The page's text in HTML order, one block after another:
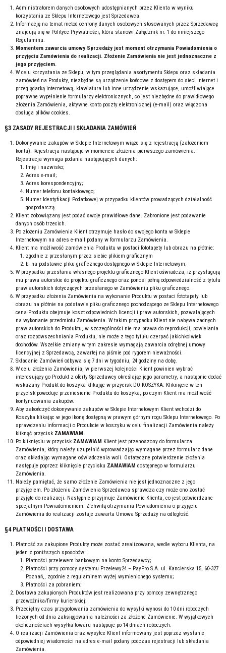
Administratorem danych osobowych udostępnianych przez Klienta w wyniku
korzystania ze Sklepu Internetowego jest Sprzedawca.
Informację na temat metod ochrony danych osobowych stosowanych przez Sprzedawcę
znajdują się w Polityce Prywatności, która stanowi Załącznik nr. 1 do niniejszego
Regulaminu.
Momentem zawarcia umowy Sprzedaży jest moment otrzymania Powiadomienia o
przyjęciu Zamówienia do realizacji. Złożenie Zamówienia nie jest jednoznaczne z
jego przyjęciem.
W celu korzystania ze Sklepu, w tym przeglądania asortymentu Sklepu oraz składania
zamówień na Produkty, niezbędne są urządzenie końcowe z dostępem do sieci Internet i
przeglądarką internetową, klawiatura lub inne urządzenie wskazujące, umożliwiające
poprawne wypełnienie formularzy elektronicznych, co jest niezbędne do prawidłowego
złożenia Zamówienia, aktywne konto poczty elektronicznej (e-mail) oraz włączona
obsługa plików cookies.
§3 ZASADY REJESTRACJI I SKŁADANIA ZAMÓWIEŃ
Dokonywanie zakupów w Sklepie Internetowym wiąże się z rejestracją (założeniem
konta). Rejestracja następuje w momencie złożenia pierwszego zamówienia.
Rejestracja wymaga podania następujących danych:
Imię i nazwisko;
Adres e-mail;
Adres korespondencyjny;
Numer telefonu kontaktowego;
Numer Identyfikacji Podatkowej w przypadku klientów prowadzących działalność
gospodarczą.
Klient zobowiązany jest podać swoje prawidłowe dane. Zabronione jest podawanie
danych osób trzecich.
Po złożeniu Zamówienia Klient otrzymuje hasło do swojego konta w Sklepie
Internetowym na adres e-mail podany w formularzu Zamówienia.
Klient ma możliwość zamówienia Produktu w postaci fototapety lub obrazu na płótnie:
zgodnie z przesłanym przez siebie plikiem graficznym
b. na podstawie pliku graficznego dostępnego w Sklepie Internetowym;
W przypadku przesłania własnego projektu graficznego Klient oświadcza, iż przysługują
mu prawa autorskie do projektu graficznego oraz ponosi pełną odpowiedzialność z tytułu
praw autorskich dotyczących przesłanego w Zamówieniu pliku graficznego.
W przypadku złożenia Zamówienia na wykonanie Produktu w postaci fototapety lub
obrazu na płótnie na podstawie pliku graficznego pochodzącego ze Sklepu Internetowego
cena Produktu obejmuje koszt odpowiednich licencji i praw autorskich, pozwalających
na wykonanie przedmiotu Zamówienia. W takim przypadku Klient nie nabywa żadnych
praw autorskich do Produktu, w szczególności nie ma prawa do reprodukcji, powielania
oraz rozpowszechniania Produktu, nie może z tego tytułu czerpać jakichkolwiek
dochodów. Wszelkie zmiany w tym zakresie wymagają zawarcia odrębnej umowy
licencyjnej z Sprzedawcą, zawartej na piśmie pod rygorem nieważności.
Składanie Zamówień odbywa się 7 dni w tygodniu, 24 godziny na dobę.
W celu złożenia Zamówienia, w pierwszej kolejności Klient powinien wybrać
interesujący go Produkt z oferty Sprzedawcy określając jego parametry, a następnie dodać
wskazany Produkt do koszyka klikając w przycisk DO KOSZYKA. Kliknięcie w ten
przycisk powoduje przeniesienie Produktu do koszyka, po czym Klient ma możliwość
kontynuowania zakupów.
Aby zakończyć dokonywanie zakupów w Sklepie Internetowym Klient wchodzi do
Koszyka klikając w jego ikonę dostępną w prawym górnym rogu Sklepu Internetowego. Po
sprawdzeniu informacji o Produkcie w koszyku w celu finalizacji Zamówienia należy
kliknąć przycisk ZAMAWIAM.
Po kliknięciu w przycisk ZAMAWIAM Klient jest przenoszony do formularza
Zamówienia, który należy uzupełnić wprowadzając wymagane przez formularz dane
oraz składając wymagane oświadczenia woli. Ostateczne potwierdzenie złożenia
następuje poprzez kliknięcie przycisku ZAMAWIAM dostępnego w formularzu
Zamówienia.
Należy pamiętać, że samo złożenie Zamówienia nie jest jednoznaczne z jego
przyjęciem. Po złożeniu Zamówienia Sprzedawca sprawdza czy może ono zostać
przyjęte do realizacji. Następnie przyjmuje Zamówienie Klienta, co jest potwierdzane
specjalnym Powiadomieniem. Z chwilą otrzymania Powiadomienia o przyjęciu
Zamówienia do realizacji zostaje zawarta Umowa Sprzedaży na odległość.
§4 PŁATNOŚCI I DOSTAWA
Płatność za zakupione Produkty może zostać zrealizowana, wedle wyboru Klienta, na
jeden z poniższych sposobów:
Płatności przelewem bankowym na konto Sprzedawcy;
Płatności przy pomocy systemu Przelewy24 – PayPro S.A. ul. Kanclerska 15, 60-327
Poznań,, zgodnie z regulaminem wyżej wymienionego systemu;
Płatności za pobraniem;
Dostawa zakupionych Produktów jest realizowana przy pomocy zewnętrznego
przewoźnika/firmy kurierskiej;
Przeciętny czas przygotowania zamówienia do wysyłki wynosi do 10 dni roboczych
liczonych od dnia zaksięgowania należności za złożone Zamówienie. W wyjątkowych
okolicznościach wysyłka towaru następuje po 14 dniach roboczych.
O realizacji Zamówienia oraz wysyłce Klient informowany jest poprzez wysłanie
odpowiedniej wiadomości na adres e-mail podany podczas rejestracji lub składania
Zamówienia.